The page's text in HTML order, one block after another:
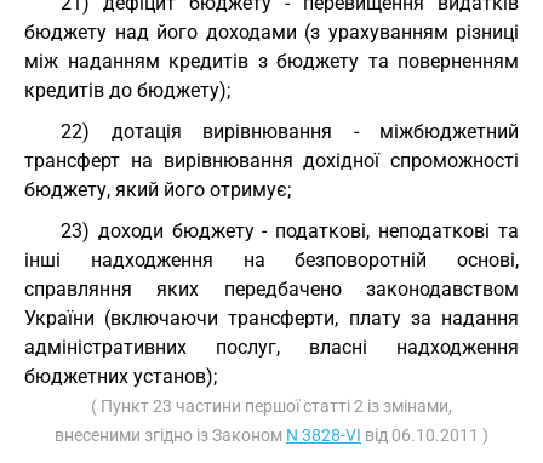
бюджету над його доходами (з урахуванням різниці
між наданням кредитів з бюджету та поверненням
кредитів до бюджету);
22) дотація вирівнювання - міжбюджетний
трансферт на вирівнювання дохідної спроможності
бюджету, який його отримує;
23) доходи бюджету - податкові, неподаткові та
інші надходження на безповоротній основі,
справляння яких передбачено законодавством
України (включаючи трансферти, плату за надання
адміністративних послуг, власні надходження
бюджетних установ);
( Пункт 23 частини першої статті 2 із змінами,
внесеними згідно із Законом N 3828-VI від 06.10.2011 )